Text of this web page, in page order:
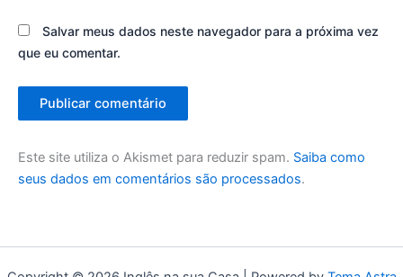
Salvar meus dados neste navegador para a próxima vez
que eu comentar.
Este site utiliza o Akismet para reduzir spam. Saiba como
seus dados em comentários são processados.